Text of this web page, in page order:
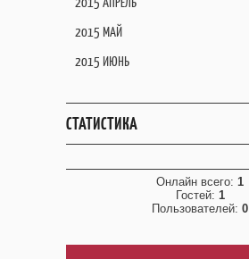
2015 МАЙ
2015 ИЮНЬ
СТАТИСТИКА
Онлайн всего: 1
Гостей: 1
Пользователей: 0